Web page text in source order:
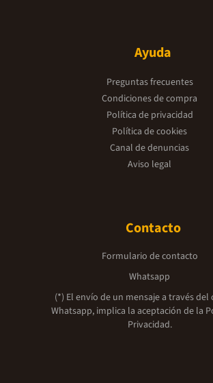
Ayuda
Preguntas frecuentes
Condiciones de compra
Política de privacidad
Política de cookies
Canal de denuncias
Aviso legal
Contacto
Formulario de contacto
Whatsapp
(*) El envío de un mensaje a través del
Whatsapp, implica la aceptación de la
Privacidad.